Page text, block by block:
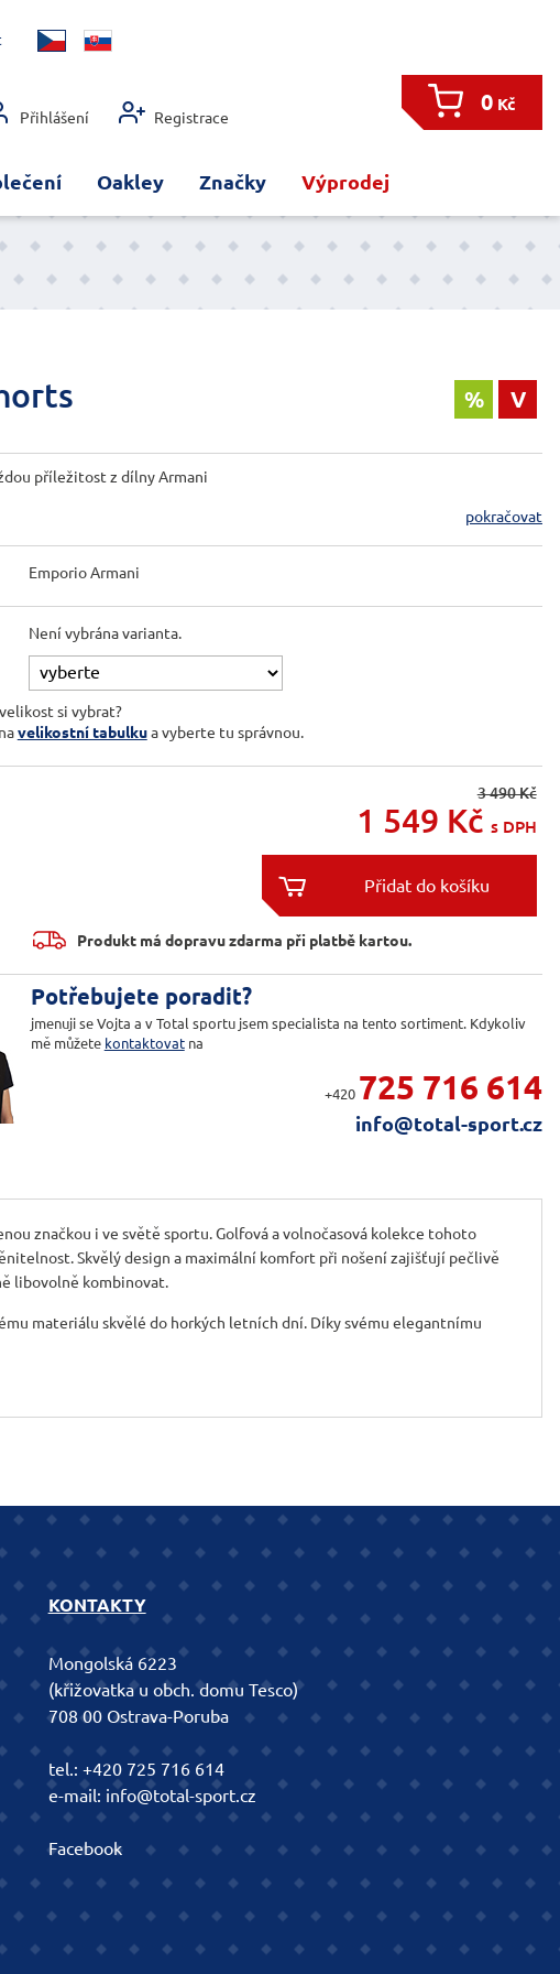
Přihlášení Registrace
0Kč
Oakley Značky Výprodej
% V
příležitost z dílny Armani
pokračovat
Emporio Armani
Není vybrána varianta.
si vybrat?
velikostní tabulkua vyberte tu správnou.
3 490 Kč
1 549 Kč s DPH


Produkt má dopravu zdarma při platbě kartou.
Potřebujete poradit?
jmenuji se Vojta a v Total sportu jsem specialista na tento sortiment. Kdykoliv
mě můžete kontaktovatna
+420 725 716 614
info@total-sport.cz
značkou i ve světě sportu. Golfová a volnočasová kolekce tohoto
Skvělý design a maximální komfort při nošení zajišťují pečlivě
libovolně kombinovat.
materiálu skvělé do horkých letních dní. Díky svému elegantnímu
KONTAKTY
Mongolská 6223
(křižovatka u obch. domu Tesco)
708 00 Ostrava-Poruba
tel.: +420 725 716 614
e-mail: info@total-sport.cz
Facebook